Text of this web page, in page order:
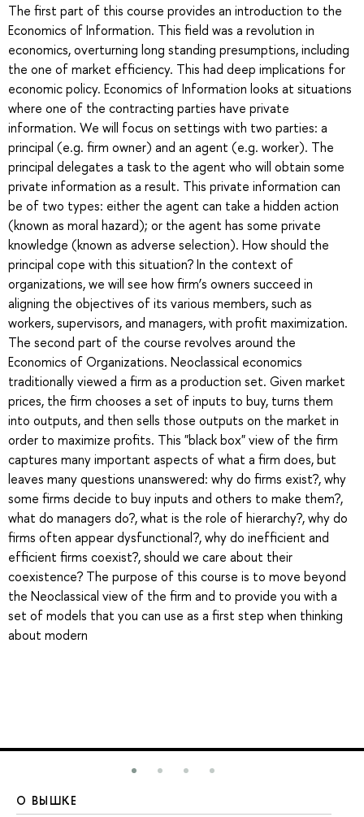
The first part of this course provides an introduction to the
Economics of Information. This field was a revolution in
economics, overturning long standing presumptions, including
the one of market efficiency. This had deep implications for
economic policy. Economics of Information looks at situations
where one of the contracting parties have private
information. We will focus on settings with two parties: a
principal (e.g. firm owner) and an agent (e.g. worker). The
principal delegates a task to the agent who will obtain some
private information as a result. This private information can
be of two types: either the agent can take a hidden action
(known as moral hazard); or the agent has some private
knowledge (known as adverse selection). How should the
principal cope with this situation? In the context of
organizations, we will see how firm’s owners succeed in
aligning the objectives of its various members, such as
workers, supervisors, and managers, with profit maximization.
The second part of the course revolves around the
Economics of Organizations. Neoclassical economics
traditionally viewed a firm as a production set. Given market
prices, the firm chooses a set of inputs to buy, turns them
into outputs, and then sells those outputs on the market in
order to maximize profits. This "black box" view of the firm
captures many important aspects of what a firm does, but
leaves many questions unanswered: why do firms exist?, why
some firms decide to buy inputs and others to make them?,
what do managers do?, what is the role of hierarchy?, why do
firms often appear dysfunctional?, why do inefficient and
efficient firms coexist?, should we care about their
coexistence? The purpose of this course is to move beyond
the Neoclassical view of the firm and to provide you with a
set of models that you can use as a first step when thinking
about modern
О ВЫШКЕ